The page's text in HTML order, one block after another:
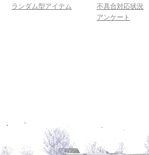
ランダム型アイテム
不具合対応状況
アンケート